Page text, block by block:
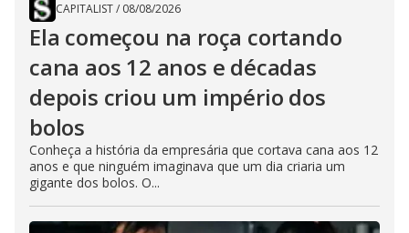
CAPITALIST/ 08/08/2026
Ela começou na roça cortando
cana aos 12 anos e décadas
depois criou um império dos
bolos
Conheça a história da empresária que cortava cana aos 12
anos e que ninguém imaginava que um dia criaria um
gigante dos bolos. O...